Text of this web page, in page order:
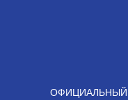
ОФИЦИАЛЬНЫЙ